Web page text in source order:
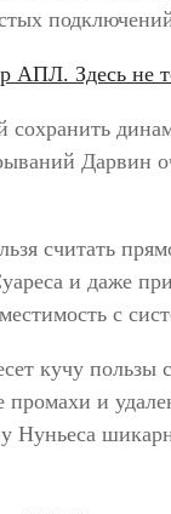
Дарвин
считать
и даже
с
кучу пользы
промахи и
Нуньеса